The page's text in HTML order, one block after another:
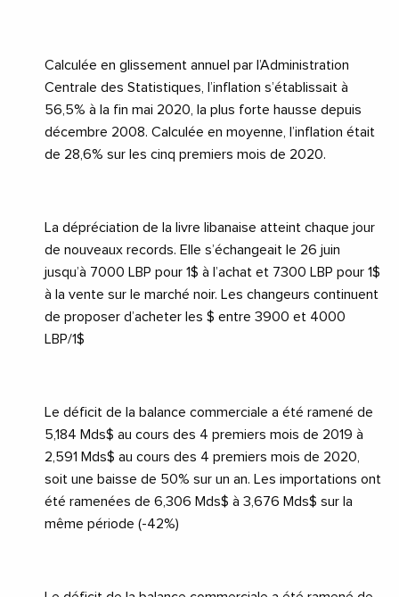
Calculée en glissement annuel par l’Administration
Centrale des Statistiques, l’inflation s’établissait à
56,5% à la fin mai 2020, la plus forte hausse depuis
décembre 2008. Calculée en moyenne, l’inflation était
de 28,6% sur les cinq premiers mois de 2020.
La dépréciation de la livre libanaise atteint chaque jour
de nouveaux records. Elle s’échangeait le 26 juin
jusqu’à 7000 LBP pour 1$ à l’achat et 7300 LBP pour 1$
à la vente sur le marché noir. Les changeurs continuent
de proposer d’acheter les $ entre 3900 et 4000
LBP/1$
Le déficit de la balance commerciale a été ramené de
5,184 Mds$ au cours des 4 premiers mois de 2019 à
2,591 Mds$ au cours des 4 premiers mois de 2020,
soit une baisse de 50% sur un an. Les importations ont
été ramenées de 6,306 Mds$ à 3,676 Mds$ sur la
même période (-42%)